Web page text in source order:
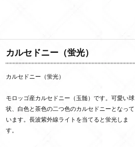
カルセドニー（蛍光）
カルセドニー（蛍光）
モロッゴ産カルセドニー（玉髄）です。可愛い球
状、白色と茶色の二つ色のカルセドニーとなって
います。長波紫外線ライトを当てると蛍光しま
す。